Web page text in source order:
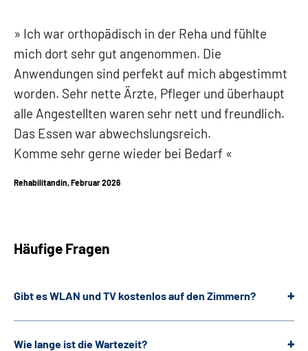
Ich war orthopädisch in der Reha und fühlte
mich dort sehr gut angenommen. Die
Anwendungen sind perfekt auf mich abgestimmt
worden. Sehr nette Ärzte, Pfleger und überhaupt
alle Angestellten waren sehr nett und freundlich.
Das Essen war abwechslungsreich.
Komme sehr gerne wieder bei Bedarf
Rehabilitandin, Februar 2026
Häufige Fragen
Gibt es WLAN und TV kostenlos auf den Zimmern?
Wie lange ist die Wartezeit?